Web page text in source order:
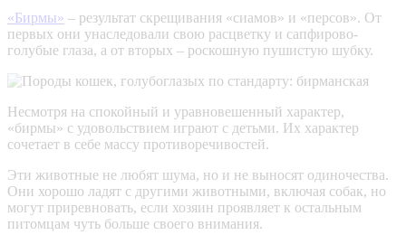
«Бирмы» – результат скрещивания «сиамов» и «персов». От
первых они унаследовали свою расцветку и сапфирово-
голубые глаза, а от вторых – роскошную пушистую шубку.
Несмотря на спокойный и уравновешенный характер,
«бирмы» с удовольствием играют с детьми. Их характер
сочетает в себе массу противоречивостей.
Эти животные не любят шума, но и не выносят одиночества.
Они хорошо ладят с другими животными, включая собак, но
могут приревновать, если хозяин проявляет к остальным
питомцам чуть больше своего внимания.